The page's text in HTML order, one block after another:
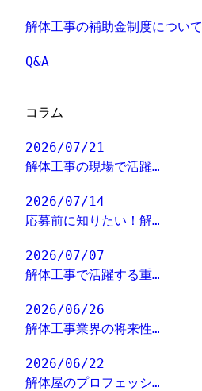
解体工事の補助金制度について
Q&A
コラム
2026/07/21
解体工事の現場で活躍…
2026/07/14
応募前に知りたい！解…
2026/07/07
解体工事で活躍する重…
2026/06/26
解体工事業界の将来性…
2026/06/22
解体屋のプロフェッシ…